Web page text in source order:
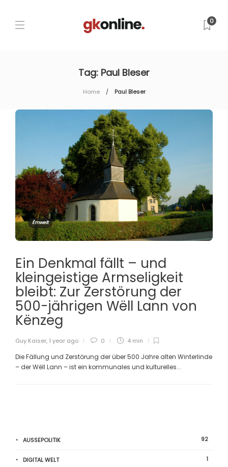
0
Tag: Paul Bleser
Home Paul Bleser
Ëmwelt
Ein Denkmal fällt – und
kleingeistige Armseligkeit
bleibt: Zur Zerstörung der
500-jährigen Wëll Lann von
Kënzeg
Guy Kaiser, 1 year ago 0 4 min
Die Fällung und Zerstörung der über 500 Jahre alten Winterlinde
– der Wëll Lann – ist ein kommunales und kulturelles...
AUSSEPOLITIK 92
DIGITAL WELT 1